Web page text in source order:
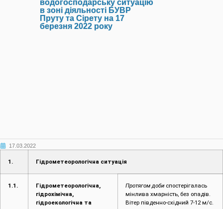
водогосподарську ситуацію
в зоні діяльності БУВР
Пруту та Сірету на 17
березня 2022 року
17.03.2022
1. Гідрометеорологічна ситуація
1.1.
Гідрометеорологічна,
гідрохімічна,
гідроекологічна та
Протягом доби спостерігалась
мінлива хмарність, без опадів.
Вітер південно-східний 7-12 м/с.